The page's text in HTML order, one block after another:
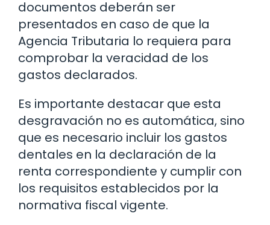
documentos deberán ser
presentados en caso de que la
Agencia Tributaria lo requiera para
comprobar la veracidad de los
gastos declarados.
Es importante destacar que esta
desgravación no es automática, sino
que es necesario incluir los gastos
dentales en la declaración de la
renta correspondiente y cumplir con
los requisitos establecidos por la
normativa fiscal vigente.